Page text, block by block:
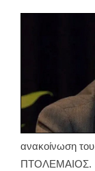
ανακοίνωση
ΠΤΟΛΕΜΑΙΟΣ.